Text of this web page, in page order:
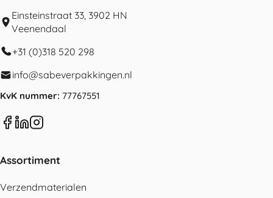
Einsteinstraat 33, 3902 HN
Veenendaal
+31 (0)318 520 298
info@sabeverpakkingen.nl
KvK nummer: 77767551
Assortiment
Verzendmaterialen